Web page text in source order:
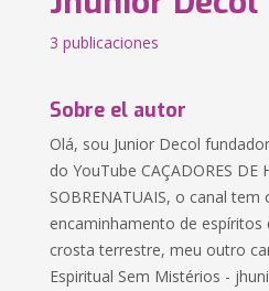
3 publicaciones
Sobre el autor
Olá, sou Junior Decol
do YouTube CAÇADORES DE
SOBRENATUAIS, o canal
encaminhamento de espíritos
crosta terrestre, meu outro
Espiritual Sem Mistérios -